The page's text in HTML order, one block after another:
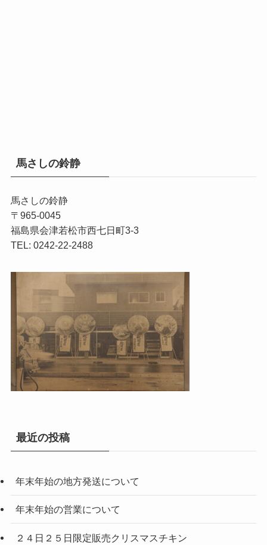
馬さしの鈴静
馬さしの鈴静
〒965-0045
福島県会津若松市西七日町3-3
TEL: 0242-22-2488
最近の投稿
年末年始の地方発送について
年末年始の営業について
２４日２５日限定販売クリスマスチキン